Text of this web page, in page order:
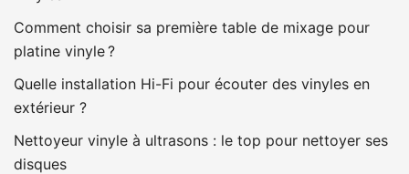
Comment choisir sa première table de mixage pour
platine vinyle ?
Quelle installation Hi-Fi pour écouter des vinyles en
extérieur ?
Nettoyeur vinyle à ultrasons : le top pour nettoyer ses
disques